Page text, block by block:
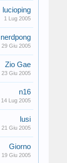
lucioping
1 Lug 2005
nerdpong
29 Giu 2005
Zio Gae
23 Giu 2005
n16
14 Lug 2005
lusi
21 Giu 2005
Giorno
19 Giu 2005